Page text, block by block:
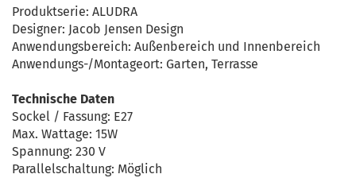
Produktserie: ALUDRA
Designer: Jacob Jensen Design
Anwendungsbereich: Außenbereich und Innenbereich
Anwendungs-/Montageort: Garten, Terrasse
Technische Daten
Sockel / Fassung: E27
Max. Wattage: 15W
Spannung: 230 V
Parallelschaltung: Möglich